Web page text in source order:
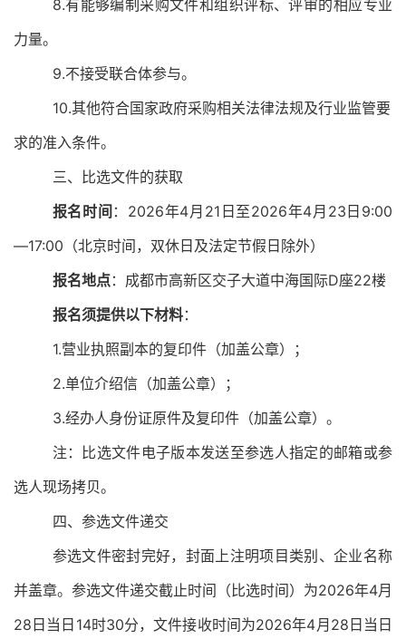
8.有能够编制采购文件和组织评标、评审的相应专业
力量。
9.不接受联合体参与。
10.其他符合国家政府采购相关法律法规及行业监管要
求的准入条件。
三、比选文件的获取
报名时间 ： 2026年4月 21 日至2026年4月 23 日 9:00
—17:00 （北京时间，双休日及法定节假日除外）
报名地点：成都市高新区交子大道中海国际D座22楼
报名须提供以下材料：
1.营业执照副本的复印件（加盖公章）；
2.单位介绍信（加盖公章）；
3.经办人身份证原件及复印件（加盖公章）。
注：
比选文件电子版本发送至参选人指定的邮箱或参
选人现场拷贝。
四、参选文件递交
参选文件密封完好，封面上注明项目类别、企业名称
并盖章。参选文件递交截止时间（比选时间）为2026年4月
28 日当日 14时30分，文件接收时间为2026年4月 28 日当日